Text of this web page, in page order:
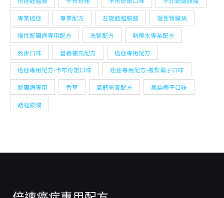
專業癌症 專業配方 左旋麩醯胺酸 慢性腎臟病
慢性腎臟病專用配方 洗腎配方 熱帶水專業配方
燕麥口味 營養補充配方 癌症專用配方
癌症專用配方-卡布奇諾口味 癌症專用配方-鳳梨椰子口味
腎臟病專用 香草 高鈣營養配方 鳳梨椰子口味
麩醯胺酸